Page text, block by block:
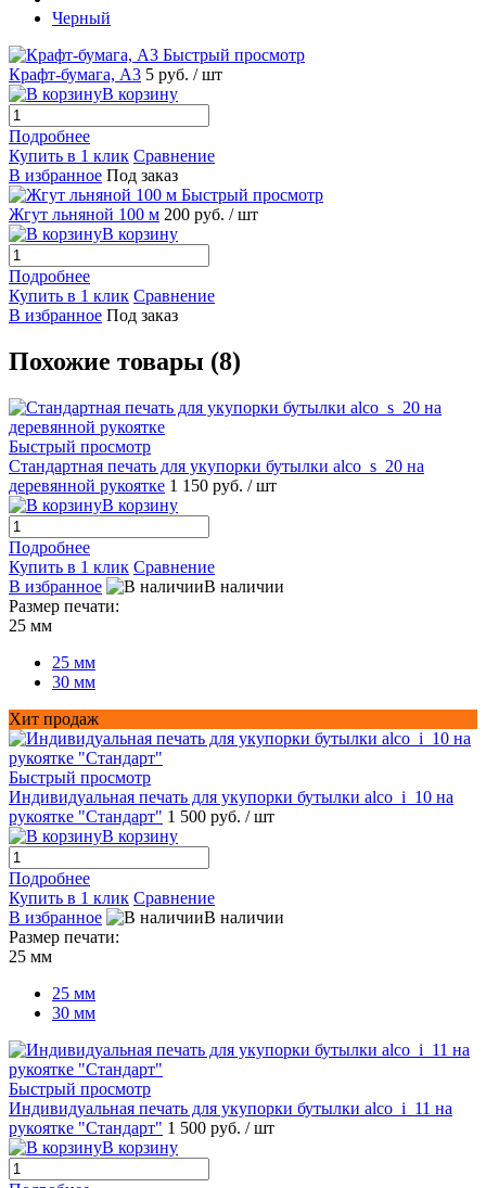
Черный
Быстрый просмотр
Крафт-бумага, А3 5 руб. / шт
В корзину
Подробнее
Купить в 1 клик Сравнение
В избранное Под заказ
Быстрый просмотр
Жгут льняной 100 м 200 руб. / шт
В корзину
Подробнее
Купить в 1 клик Сравнение
В избранное Под заказ
Похожие товары (8)
Быстрый просмотр
Стандартная печать для укупорки бутылки alco_s_20 на
деревянной рукоятке 1 150 руб. / шт
В корзину
Подробнее
Купить в 1 клик Сравнение
В избранное
В наличии
Размер печати:
25 мм
25 мм
30 мм
Хит продаж
Быстрый просмотр
Индивидуальная печать для укупорки бутылки alco_i_10 на
рукоятке "Стандарт" 1 500 руб. / шт
В корзину
Подробнее
Купить в 1 клик Сравнение
В избранное
В наличии
Размер печати:
25 мм
25 мм
30 мм
Быстрый просмотр
Индивидуальная печать для укупорки бутылки alco_i_11 на
рукоятке "Стандарт" 1 500 руб. / шт
В корзину